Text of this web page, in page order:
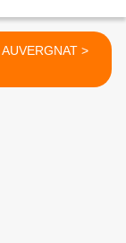
WELSH AUVERGNAT >